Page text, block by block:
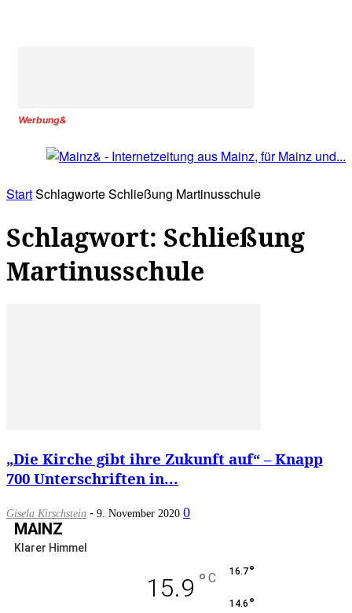
Werbung&
StartSchlagworteSchließung Martinusschule
Schlagwort: Schließung
Martinusschule
„Die Kirche gibt ihre Zukunft auf“ – Knapp
700 Unterschriften in...
Gisela Kirschstein - 9. November 2020 0
MAINZ
Klarer Himmel
15.9 ° C 16.7°
14.6 °